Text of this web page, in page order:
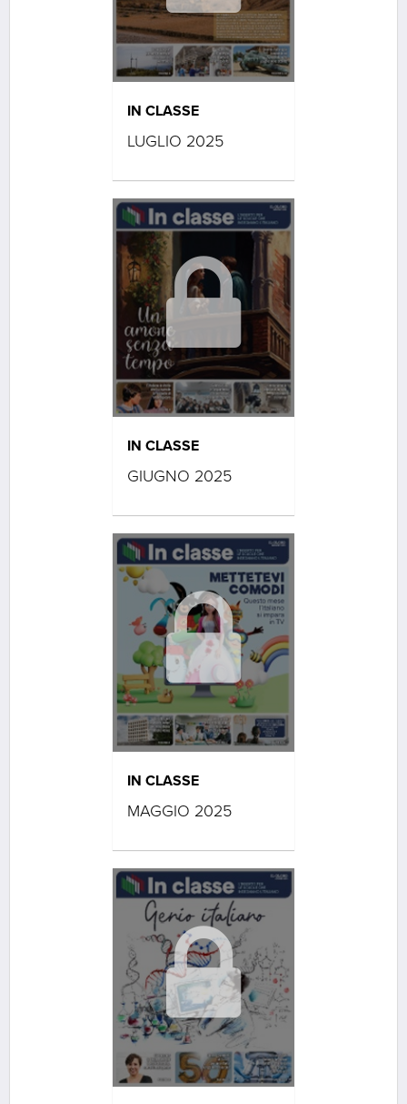
IN CLASSE
LUGLIO 2025
IN CLASSE
GIUGNO 2025
IN CLASSE
MAGGIO 2025